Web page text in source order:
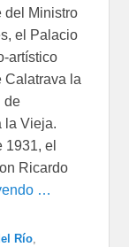
del Ministro
el Palacio
artístico
Calatrava la
de
la Vieja.
1931, el
Ricardo
…
Río,